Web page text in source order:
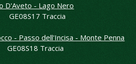
D'Aveto - Lago Nero
Traccia
- Passo dell'Incisa - Monte Penna
Traccia